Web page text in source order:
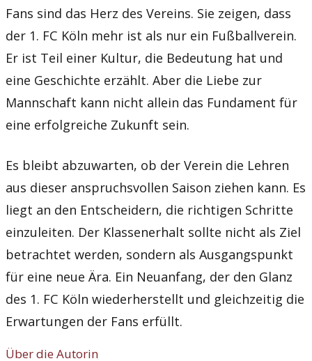
Fans sind das Herz des Vereins. Sie zeigen, dass
der 1. FC Köln mehr ist als nur ein Fußballverein.
Er ist Teil einer Kultur, die Bedeutung hat und
eine Geschichte erzählt. Aber die Liebe zur
Mannschaft kann nicht allein das Fundament für
eine erfolgreiche Zukunft sein.
Es bleibt abzuwarten, ob der Verein die Lehren
aus dieser anspruchsvollen Saison ziehen kann. Es
liegt an den Entscheidern, die richtigen Schritte
einzuleiten. Der Klassenerhalt sollte nicht als Ziel
betrachtet werden, sondern als Ausgangspunkt
für eine neue Ära. Ein Neuanfang, der den Glanz
des 1. FC Köln wiederherstellt und gleichzeitig die
Erwartungen der Fans erfüllt.
Über die Autorin